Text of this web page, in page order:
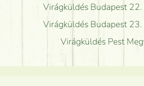
Virágküldés Budapest
Virágküldés Budapest
Virágküldés Pest